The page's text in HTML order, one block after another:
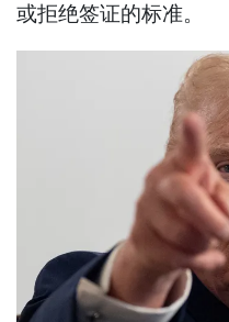
或拒绝签证的标准。